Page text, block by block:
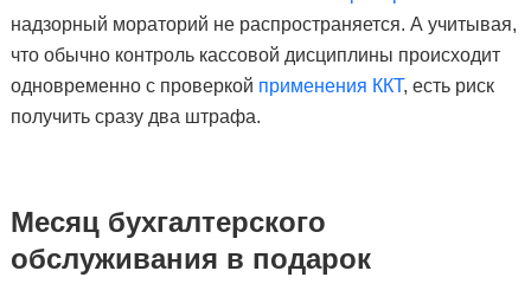
надзорный мораторий не распространяется. А учитывая,
что обычно контроль кассовой дисциплины происходит
одновременно с проверкой применения ККТ, есть риск
получить сразу два штрафа.
Месяц бухгалтерского
обслуживания в подарок